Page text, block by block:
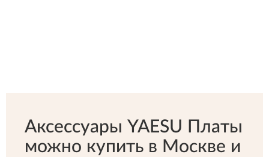
Аксессуары YAESU Платы
можно купить в Москве и